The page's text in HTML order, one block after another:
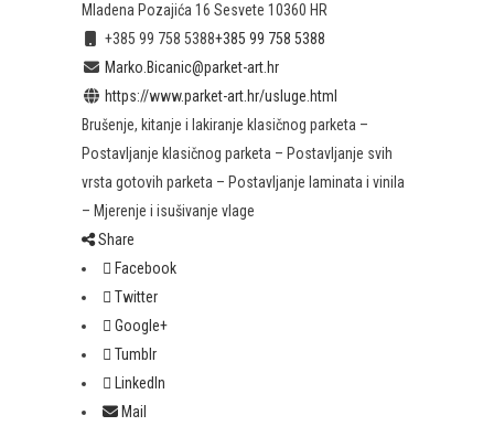
Mladena Pozajića 16 Sesvete 10360 HR
+385 99 758 5388+385 99 758 5388
Marko.Bicanic@parket-art.hr
https://www.parket-art.hr/usluge.html
Brušenje, kitanje i lakiranje klasičnog parketa –
Postavljanje klasičnog parketa – Postavljanje svih
vrsta gotovih parketa – Postavljanje laminata i vinila
– Mjerenje i isušivanje vlage
Share
Facebook
Twitter
Google+
Tumblr
LinkedIn
Mail